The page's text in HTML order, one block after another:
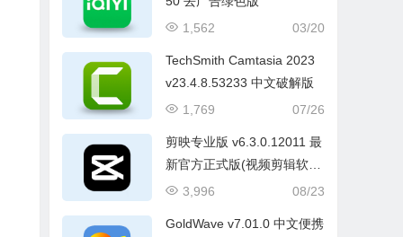
03/20
1,562
TechSmith Camtasia 2023
v23.4.8.53233 中文破解版
07/26
1,769
剪映专业版 v6.3.0.12011 最
新官方正式版(视频剪辑软
件)
08/23
3,996
GoldWave v7.01.0 中文便携